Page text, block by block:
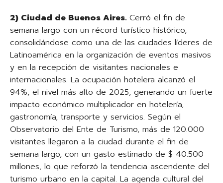
2) Ciudad de Buenos Aires. Cerró el fin de
semana largo con un récord turístico histórico,
consolidándose como una de las ciudades líderes de
Latinoamérica en la organización de eventos masivos
y en la recepción de visitantes nacionales e
internacionales. La ocupación hotelera alcanzó el
94%, el nivel más alto de 2025, generando un fuerte
impacto económico multiplicador en hotelería,
gastronomía, transporte y servicios. Según el
Observatorio del Ente de Turismo, más de 120.000
visitantes llegaron a la ciudad durante el fin de
semana largo, con un gasto estimado de $ 40.500
millones, lo que reforzó la tendencia ascendente del
turismo urbano en la capital. La agenda cultural del